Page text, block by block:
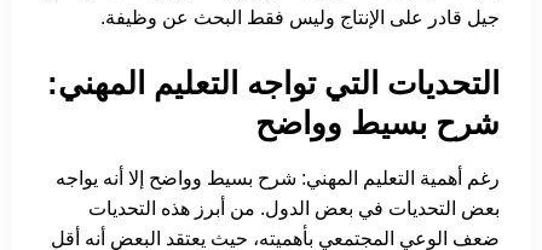
جيل قادر على الإنتاج وليس فقط البحث عن وظيفة.
التحديات التي تواجه التعليم المهني:
شرح بسيط وواضح
رغم أهمية التعليم المهني: شرح بسيط وواضح إلا أنه يواجه
بعض التحديات في بعض الدول. من أبرز هذه التحديات
ضعف الوعي المجتمعي بأهميته، حيث يعتقد البعض أنه أقل